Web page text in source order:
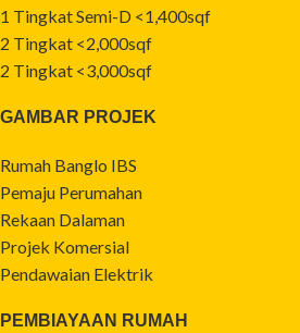
1 Tingkat Semi-D <1,400sqf
2 Tingkat <2,000sqf
2 Tingkat <3,000sqf
GAMBAR PROJEK
Rumah Banglo IBS
Pemaju Perumahan
Rekaan Dalaman
Projek Komersial
Pendawaian Elektrik
PEMBIAYAAN RUMAH